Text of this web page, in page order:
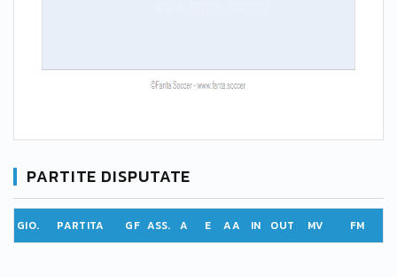
PARTITE DISPUTATE
GIO. PARTITA GF ASS. A E AA IN OUT MV FM